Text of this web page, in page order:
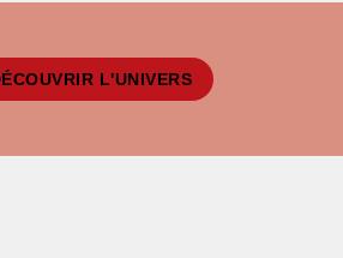
L'UNIVERS